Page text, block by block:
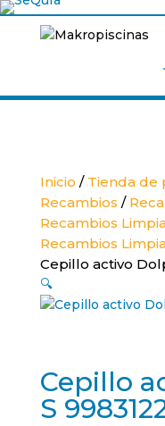
Inicio / Tienda de
Recambios /
Recambios
Recambios
Cepillo activo
🔍
Cepillo
S